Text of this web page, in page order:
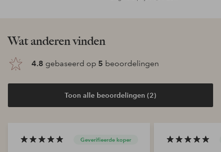
Wat anderen vinden
4.8 gebaseerd op 5 beoordelingen
Toon alle beoordelingen (2)
Geverifieerde koper